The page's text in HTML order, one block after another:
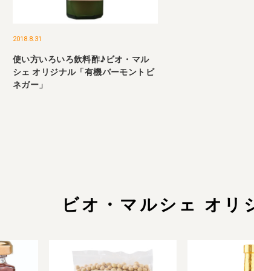
2018.8.31
使い方いろいろ飲料酢♪ビオ・マル
シェ オリジナル「有機バーモントビ
ネガー」
ビオ・マルシェ オリ